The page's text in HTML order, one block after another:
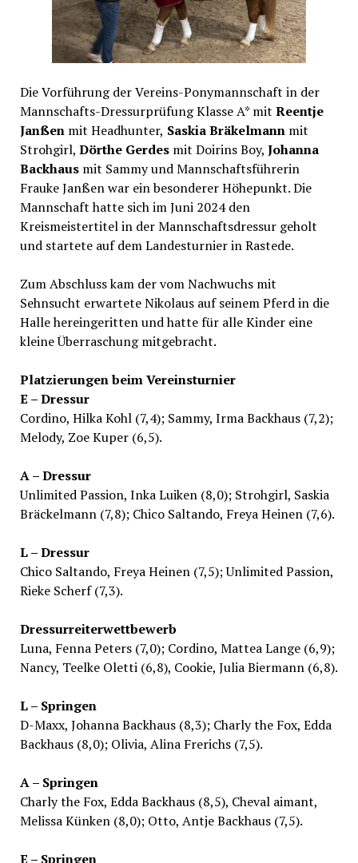
Die Vorführung der Vereins-Ponymannschaft in der
Mannschafts-Dressurprüfung Klasse A* mit Reentje
Janßen mit Headhunter, Saskia Bräkelmann mit
Strohgirl, Dörthe Gerdes mit Doirins Boy, Johanna
Backhaus mit Sammy und Mannschaftsführerin
Frauke Janßen war ein besonderer Höhepunkt. Die
Mannschaft hatte sich im Juni 2024 den
Kreismeistertitel in der Mannschaftsdressur geholt
und startete auf dem Landesturnier in Rastede.
Zum Abschluss kam der vom Nachwuchs mit
Sehnsucht erwartete Nikolaus auf seinem Pferd in die
Halle hereingeritten und hatte für alle Kinder eine
kleine Überraschung mitgebracht.
Platzierungen beim Vereinsturnier
E – Dressur
Cordino, Hilka Kohl (7,4); Sammy, Irma Backhaus (7,2);
Melody, Zoe Kuper (6,5).
A – Dressur
Unlimited Passion, Inka Luiken (8,0); Strohgirl, Saskia
Bräckelmann (7,8); Chico Saltando, Freya Heinen (7,6).
L – Dressur
Chico Saltando, Freya Heinen (7,5); Unlimited Passion,
Rieke Scherf (7,3).
Dressurreiterwettbewerb
Luna, Fenna Peters (7,0); Cordino, Mattea Lange (6,9);
Nancy, Teelke Oletti (6,8), Cookie, Julia Biermann (6,8).
L – Springen
D-Maxx, Johanna Backhaus (8,3); Charly the Fox, Edda
Backhaus (8,0); Olivia, Alina Frerichs (7,5).
A – Springen
Charly the Fox, Edda Backhaus (8,5), Cheval aimant,
Melissa Künken (8,0); Otto, Antje Backhaus (7,5).
E – Springen